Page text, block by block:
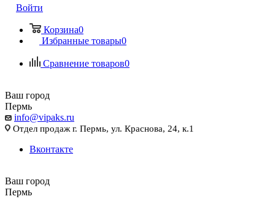
Войти
Корзина0
Избранные товары0
Сравнение товаров0
Ваш город
Пермь
info@vipaks.ru
Отдел продаж г. Пермь, ул. Краснова, 24, к.1
Вконтакте
Ваш город
Пермь